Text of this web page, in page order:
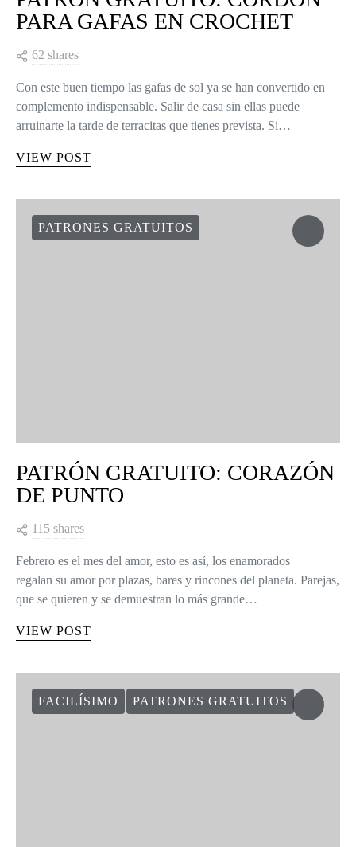
PARA GAFAS EN CROCHET
62 shares
Con este buen tiempo las gafas de sol ya se han convertido en
complemento indispensable. Salir de casa sin ellas puede
arruinarte la tarde de terracitas que tienes prevista. Si…
VIEW POST
PATRONES GRATUITOS
PATRÓN GRATUITO: CORAZÓN
DE PUNTO
115 shares
Febrero es el mes del amor, esto es así, los enamorados
regalan su amor por plazas, bares y rincones del planeta. Parejas,
que se quieren y se demuestran lo más grande…
VIEW POST
FACILÍSIMO PATRONES GRATUITOS